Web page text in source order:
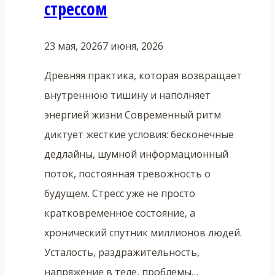
стрессом
23 мая, 20267 июня, 2026
Древняя практика, которая возвращает
внутреннюю тишину и наполняет
энергией жизни Современный ритм
диктует жёсткие условия: бесконечные
дедлайны, шумной информационный
поток, постоянная тревожность о
будущем. Стресс уже не просто
кратковременное состояние, а
хронический спутник миллионов людей.
Усталость, раздражительность,
напряжение в теле, проблемы…